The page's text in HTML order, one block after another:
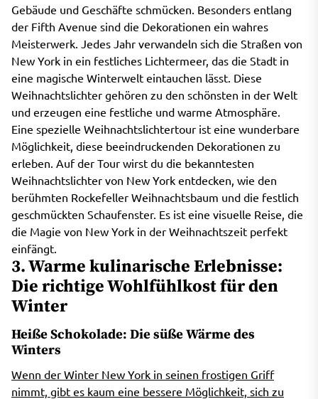
Gebäude und Geschäfte schmücken. Besonders entlang
der Fifth Avenue sind die Dekorationen ein wahres
Meisterwerk. Jedes Jahr verwandeln sich die Straßen von
New York in ein festliches Lichtermeer, das die Stadt in
eine magische Winterwelt eintauchen lässt. Diese
Weihnachtslichter gehören zu den schönsten in der Welt
und erzeugen eine festliche und warme Atmosphäre.
Eine spezielle Weihnachtslichtertour ist eine wunderbare
Möglichkeit, diese beeindruckenden Dekorationen zu
erleben. Auf der Tour wirst du die bekanntesten
Weihnachtslichter von New York entdecken, wie den
berühmten Rockefeller Weihnachtsbaum und die festlich
geschmückten Schaufenster. Es ist eine visuelle Reise, die
die Magie von New York in der Weihnachtszeit perfekt
einfängt.
3. Warme kulinarische Erlebnisse:
Die richtige Wohlfühlkost für den
Winter
Heiße Schokolade: Die süße Wärme des
Winters
Wenn der Winter New York in seinen frostigen Griff
nimmt, gibt es kaum eine bessere Möglichkeit, sich zu